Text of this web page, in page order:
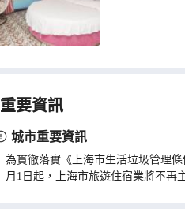
重要資訊
城市重要資訊
為貫徹落實《上海市生活垃圾管理
月1日起，上海市旅遊住宿業將不再